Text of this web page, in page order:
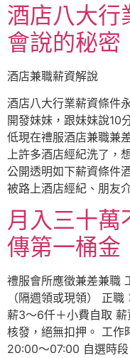
酒店八大行
會說的秘密
酒店兼職薪資解說
酒店八大行業薪資條件
開發妹妹，跟妹妹說10
低現在禮服酒店兼職兼
上許多酒店經紀洗了，
公開透明如下薪資條件
被路上酒店經紀、朋友
月入三十萬
傳第一桶金
禮服會所應徵兼差兼職
（隔週領或現領） 正
薪3～6仟＋小費自取
核發，絕無扣押。 工
20:00～07:00 自選時